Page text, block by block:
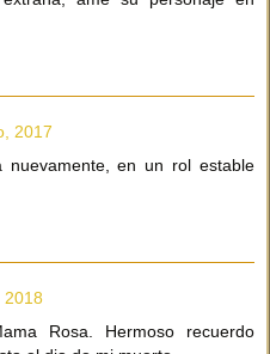
2017
nuevamente, en un rol estable
2018
Rosa. Hermoso recuerdo